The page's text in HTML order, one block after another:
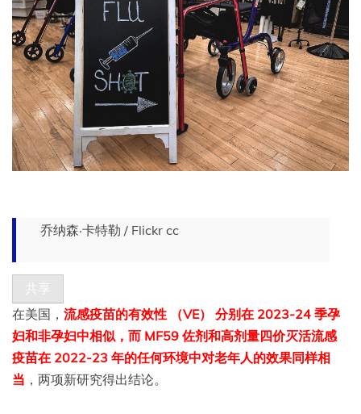
乔纳森·卡特勒 / Flickr cc
共享
在美国， 流感疫苗的有效性 （VE） 分别在 2023-24 季孕
妇和非孕妇中相似，而 MF59 佐剂和高剂量四价灭活流感
疫苗在 2022-23 年的任何环境中对老年人的效果同样相
当 ，两项新研究得出结论。